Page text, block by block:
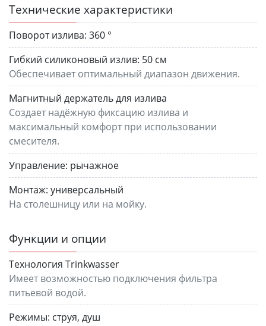
Технические характеристики
Поворот излива: 360 °
Гибкий силиконовый излив: 50 см
Обеспечивает оптимальный диапазон движения.
Магнитный держатель для излива
Создает надёжную фиксацию излива и
максимальный комфорт при использовании
смесителя.
Управление: рычажное
Монтаж: универсальный
На столешницу или на мойку.
Функции и опции
Технология Trinkwasser
Имеет возможностью подключения фильтра
питьевой водой.
Режимы: струя, душ